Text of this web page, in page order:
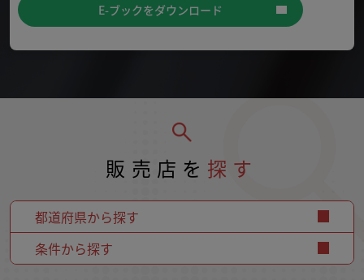
E-ブックをダウンロード
販売店を 探す
都道府県から探す
条件から探す